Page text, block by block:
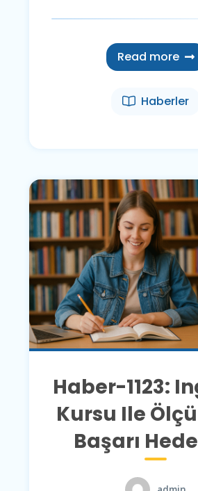
Read more
Haberler
Haber-1123:
Kursu Ile
Başarı